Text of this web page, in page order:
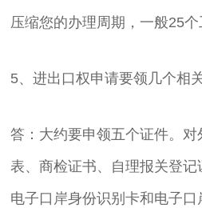
压缩您的办理周期，一般25个
5、进出口权申请要领几个相
答：大约要申领五个证件。
表、商检证书、自理报关登记
电子口岸身份识别卡和电子口